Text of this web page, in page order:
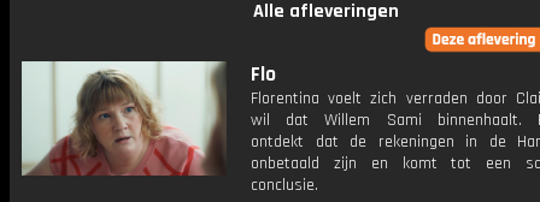
Alle afleveringen
Flo
Florentina voelt zich verraden door
wil dat Willem Sami binnenhaalt.
ontdekt dat de rekeningen in de
onbetaald zijn en komt tot een
conclusie.